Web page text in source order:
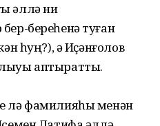
әллә ни
береһенә туған
һуң?), ә Иҫәнғолов
аптыратты.
лә фамилияһы менән